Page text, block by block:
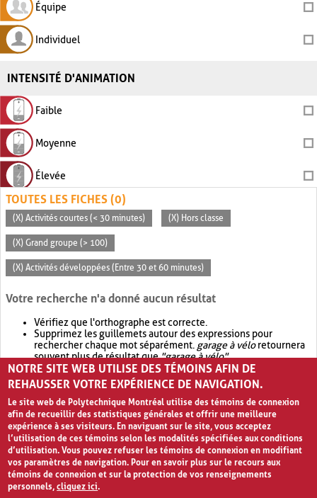
Équipe
Individuel
INTENSITÉ D'ANIMATION
Faible
Moyenne
Élevée
TOUTES LES FICHES (0)
(X) Activités courtes (< 30 minutes) (X) Hors classe
(X) Grand groupe (> 100)
(X) Activités développées (Entre 30 et 60 minutes)
Votre recherche n'a donné aucun résultat
Vérifiez que l'orthographe est correcte.
Supprimez les guillemets autour des expressions pour
rechercher chaque mot séparément. garage à véloretournera
souvent plus de résultat que"garage à vélo".
Envisagez d'élargir votre recherche avec OR.garage OR vélo
retournera souvent plus de résultat quegarage à vélo
NOTRE SITE WEB UTILISE DES TÉMOINS AFIN DE
REHAUSSER VOTRE EXPÉRIENCE DE NAVIGATION.
Le site web de Polytechnique Montréal utilise des témoins de connexion
afin de recueillir des statistiques générales et offrir une meilleure
expérience à ses visiteurs. En naviguant sur le site, vous acceptez
l’utilisation de ces témoins selon les modalités spécifiées aux conditions
d’utilisation. Vous pouvez refuser les témoins de connexion en modifiant
vos paramètres de navigation. Pour en savoir plus sur le recours aux
témoins de connexion et sur la protection de vos renseignements
personnels,cliquez ici.